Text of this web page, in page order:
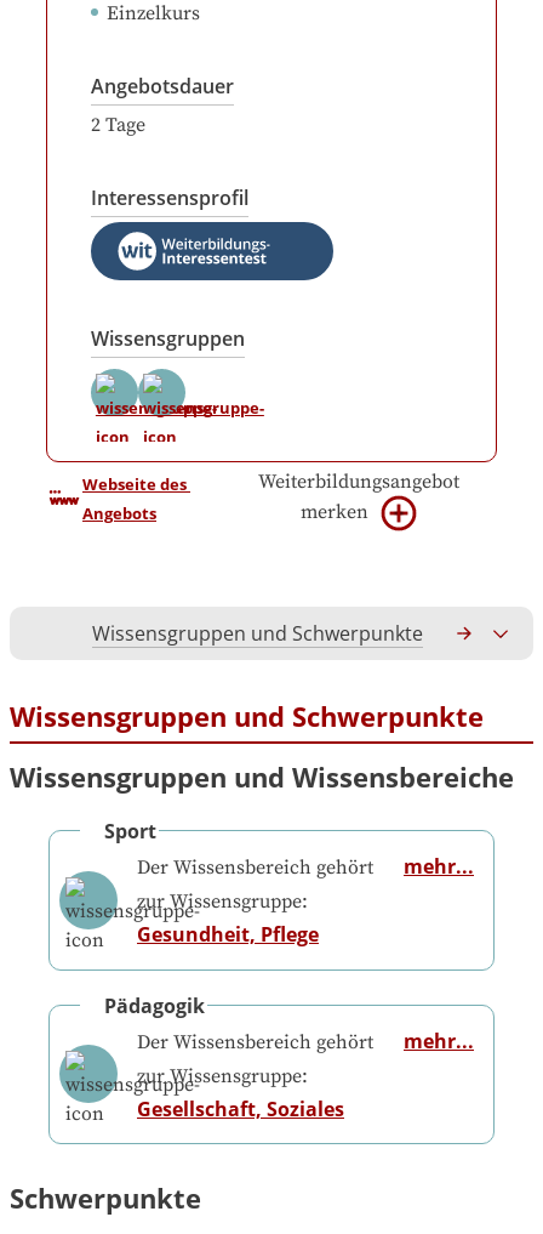
Einzelkurs
Angebotsdauer
2 Tage
Interessensprofil
Wissensgruppen
Webseite des
Angebots
Weiterbildungsangebot
merken
Wissensgruppen und Schwerpunkte
Wissensgruppen und Schwerpunkte
Wissensgruppen und Wissensbereiche
Sport
Der Wissensbereich gehört
zur Wissensgruppe:
Gesundheit, Pflege
mehr...
Pädagogik
Der Wissensbereich gehört
zur Wissensgruppe:
Gesellschaft, Soziales
mehr...
Schwerpunkte